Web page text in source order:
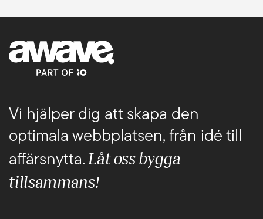
Vi hjälper dig att skapa den
optimala webbplatsen, från idé till
affärsnytta. Låt oss bygga
tillsammans!